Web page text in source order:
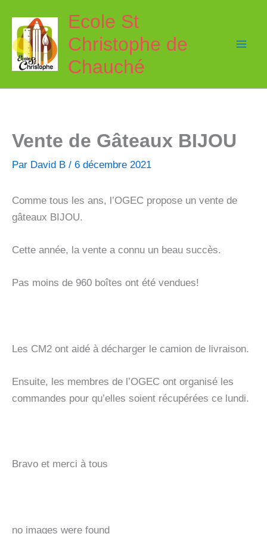
contenu
Ecole St
Christophe de
Chauché
Vente de Gâteaux BIJOU
Par David B / 6 décembre 2021
Comme tous les ans, l’OGEC propose un vente de
gâteaux BIJOU.
Cette année, la vente a connu un beau succès.
Pas moins de 960 boîtes ont été vendues!
Les CM2 ont aidé à décharger le camion de livraison.
Ensuite, les membres de l’OGEC ont organisé les
commandes pour qu’elles soient récupérées ce lundi.
Bravo et merci à tous
no images were found